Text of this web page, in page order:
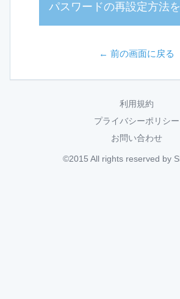
パスワードの再設定方法
← 前の画面に戻る
利用規約
プライバシーポリシー
お問い合わせ
©2015 All rights reserved by